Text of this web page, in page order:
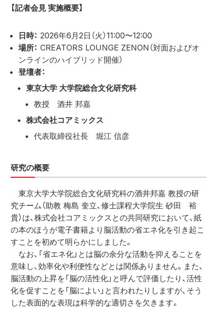
【記者会見 実施概要】
日時： 2026年6月2日（火）11:00〜12:00
場所： CREATORS LOUNGE ZENON（対面およびオ
ンラインのハイブリッド開催）
登壇者：
東京大学 大学院総合文化研究科
教授　酒井 邦嘉
株式会社コアミックス
代表取締役社長　堀江 信彦
研究の概要
東京大学大学院総合文化研究科の酒井邦嘉 教授の研
究チーム（助教 梅島 奎立、修士課程大学院生 砂田　裕
貴）は、株式会社コアミックスとの共同研究において、紙
の本のほうが電子書籍より脳活動の省エネ化を引き起こ
すことを初めて明らかにしました。
なお、「省エネ化」とは脳の余分な活動を抑えることを
意味し、効率化や利便性などとは関係ありません。また、
脳活動の上昇を「脳の活性化」と呼んで評価したり、活性
化を促すことを「脳によい」と言われたりしますが、そう
した表面的な表現は科学的な適切さを欠きます。